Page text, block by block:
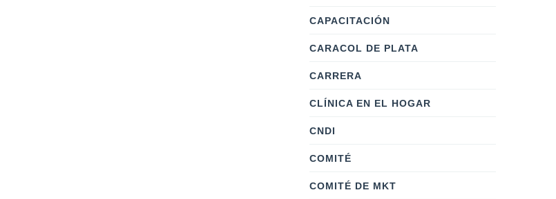
CAPACITACIÓN
CARACOL DE PLATA
CARRERA
CLÍNICA EN EL HOGAR
CNDI
COMITÉ
COMITÉ DE MKT